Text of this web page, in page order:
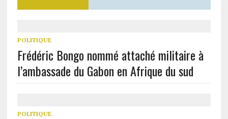
POLITIQUE
Frédéric Bongo nommé attaché militaire à
l’ambassade du Gabon en Afrique du sud
POLITIQUE